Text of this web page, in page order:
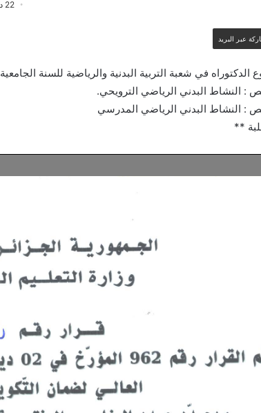
22 ديسمبر 2020
عبر البريد
في شعبة التربية البدنية والرياضية للسنة الجامعية 2021/2020.
**